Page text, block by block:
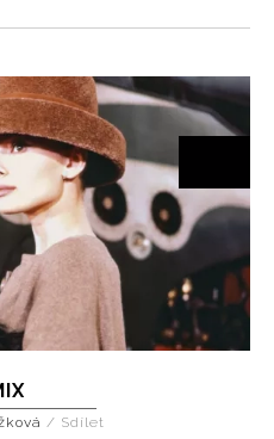
/ Sdílet